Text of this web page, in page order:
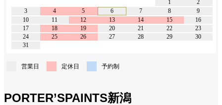
1
2
3
4 5 6 7 8
9
10
11 12 13 14 15
16
17
18 19 20 21 22
23
24
25 26 27 28 29
30
31
営業日 定休日 予約制
PORTER’SPAINTS新潟